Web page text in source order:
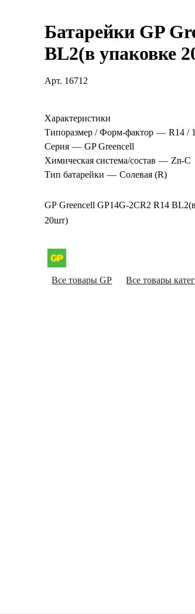
Батарейки GP
BL2(в упаковке
Арт. 16712
Характеристики
Типоразмер / Форм-фактор — R14 /
Серия — GP Greencell
Химическая система/состав — Zn-C
Тип батарейки — Солевая (R)
GP Greencell GP14G-2CR2 R14
20шт)
Все товары GP Все товары